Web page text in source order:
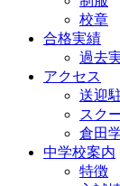
校章
合格実績
過去
アクセス
送迎
スク
倉田
中学校案内
特徴